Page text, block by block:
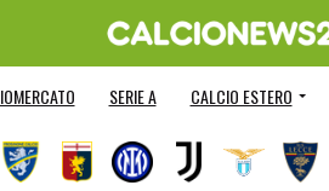
SERIE A CALCIO ESTERO